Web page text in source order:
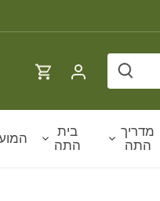
מדריך
התה
בית
התה